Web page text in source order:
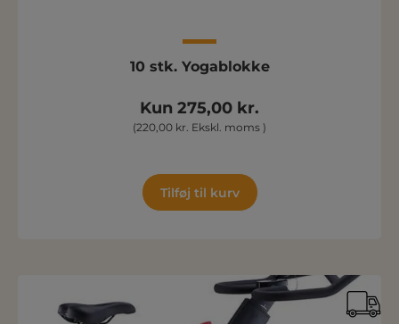
10 stk. Yogablokke
Kun 275,00 kr.
(220,00 kr. Ekskl. moms )
Tilføj til kurv